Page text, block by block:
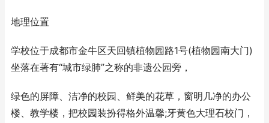
地理位置
学校位于成都市金牛区天回镇植物园路1号(植物园南大门)
坐落在著有“城市绿肺”之称的非遗公园旁，
绿色的屏障、洁净的校园、鲜美的花草，窗明几净的办公
楼、教学楼，把校园装扮得格外温馨;牙黄色大理石校门，